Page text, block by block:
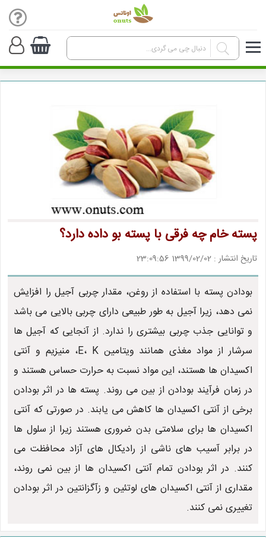
پسته خام چه فرقی با پسته بو داده دارد؟
تاریخ انتشار : 1399/02/02 23:09:56
بودادن پسته با استفاده از روغن، مقدار چربی آجیل را افزایش
نمی دهد، زیرا آجیل به طور طبیعی دارای چربی بالایی می باشد
و توانایی جذب چربی بیشتری را ندارد. از آنجایی که آجیل ها
سرشار از مواد مغذی همانند ویتامین E، K، منیزیم و آنتی
اکسیدان ها هستند، این مواد نسبت به حرارت حساس هستند و
در زمان فرآیند بودادن از بین می روند. پسته ها در اثر بودادن
برخی از آنتی اکسیدان ها کاهش می یابند. در صورتی که آنتی
اکسیدان ها برای سلامتی بدن ضروری هستند زیرا از سلول ها
در برابر آسیب های ناشی از رادیکال های آزاد محافظت می
کنند. در اثر بودادن تمام آنتی اکسیدان ها از بین نمی روند،
مقداری از آنتی اکسیدان های لوتئین و زآگزانتین در اثر بودادن
تغییری نمی کنند.